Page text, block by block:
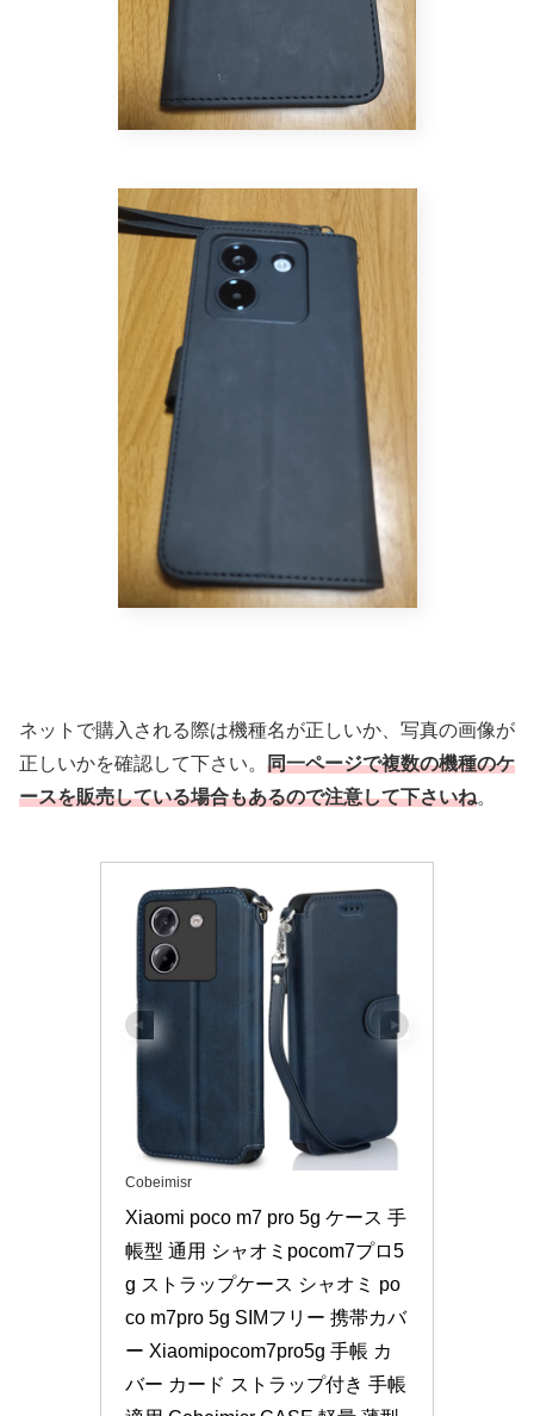
ネットで購入される際は機種名が正しいか、写真の画像が
正しいかを確認して下さい。 同一ページで複数の機種のケ
ースを販売している場合もあるので注意して下さいね。
Cobeimisr
Xiaomi poco m7 pro 5g ケース 手
帳型 通用 シャオミpocom7プロ5
g ストラップケース シャオミ po
co m7pro 5g SIMフリー 携帯カバ
ー Xiaomipocom7pro5g 手帳 カ
バー カード ストラップ付き 手帳